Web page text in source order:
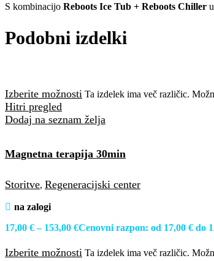
S kombinacijo Reboots Ice Tub + Reboots Chiller
Podobni izdelki
Izberite možnosti Ta izdelek ima več različic.
Hitri pregled
Dodaj na seznam želja
Magnetna terapija 30min
Storitve, Regeneracijski center
na zalogi
17,00 € – 153,00 €Cenovni razpon: od 17,00 € do
Izberite možnosti Ta izdelek ima več različic.